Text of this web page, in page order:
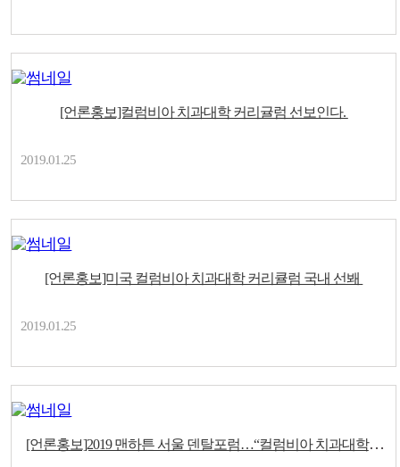
[언론홍보]컬럼비아 치과대학 커리귤럼 선보인다.
2019.01.25
[언론홍보]미국 컬럼비아 치과대학 커리큘럼 국내 선봬
2019.01.25
[언론홍보]2019 맨하튼 서울 덴탈포럼…“컬럼비아 치과대학의